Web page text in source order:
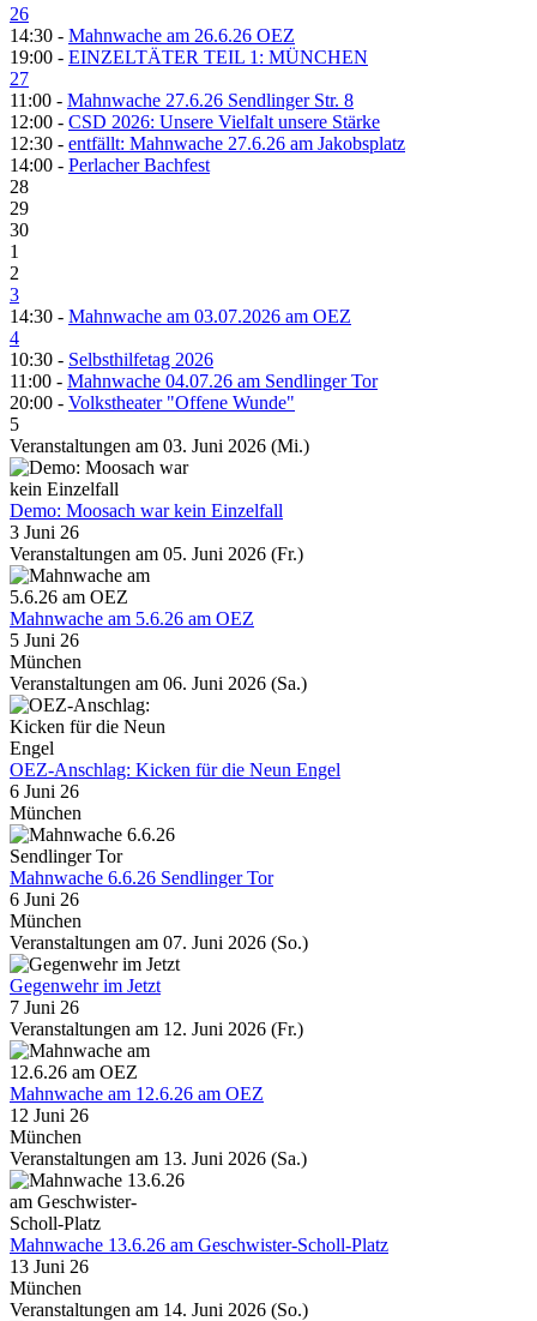
26
14:30 - Mahnwache am 26.6.26 OEZ
19:00 - EINZELTÄTER TEIL 1: MÜNCHEN
27
11:00 - Mahnwache 27.6.26 Sendlinger Str. 8
12:00 - CSD 2026: Unsere Vielfalt unsere Stärke
12:30 - entfällt: Mahnwache 27.6.26 am Jakobsplatz
14:00 - Perlacher Bachfest
28
29
30
1
2
3
14:30 - Mahnwache am 03.07.2026 am OEZ
4
10:30 - Selbsthilfetag 2026
11:00 - Mahnwache 04.07.26 am Sendlinger Tor
20:00 - Volkstheater "Offene Wunde"
5
Veranstaltungen am 03. Juni 2026 (Mi.)
Demo: Moosach war kein Einzelfall
3 Juni 26
Veranstaltungen am 05. Juni 2026 (Fr.)
Mahnwache am 5.6.26 am OEZ
5 Juni 26
München
Veranstaltungen am 06. Juni 2026 (Sa.)
OEZ-Anschlag: Kicken für die Neun Engel
6 Juni 26
München
Mahnwache 6.6.26 Sendlinger Tor
6 Juni 26
München
Veranstaltungen am 07. Juni 2026 (So.)
Gegenwehr im Jetzt
7 Juni 26
Veranstaltungen am 12. Juni 2026 (Fr.)
Mahnwache am 12.6.26 am OEZ
12 Juni 26
München
Veranstaltungen am 13. Juni 2026 (Sa.)
Mahnwache 13.6.26 am Geschwister-Scholl-Platz
13 Juni 26
München
Veranstaltungen am 14. Juni 2026 (So.)